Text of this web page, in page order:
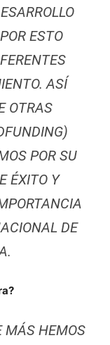
ESTO
ASÍ
OTRAS
POR SU
ÉXITO Y
DE
MÁS HEMOS